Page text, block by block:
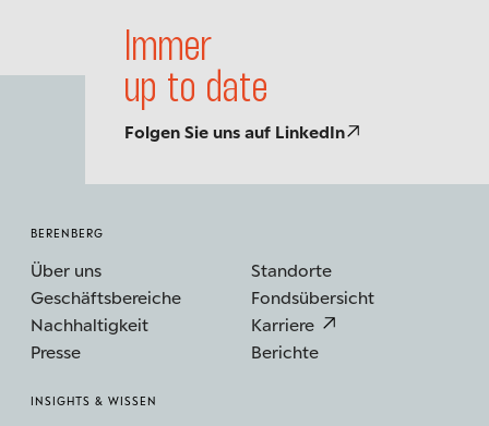
Immer
up to date
Folgen Sie uns auf LinkedIn
BERENBERG
Über uns
Standorte
Geschäftsbereiche
Fondsübersicht
Nachhaltigkeit
Karriere
Presse
Berichte
INSIGHTS & WISSEN